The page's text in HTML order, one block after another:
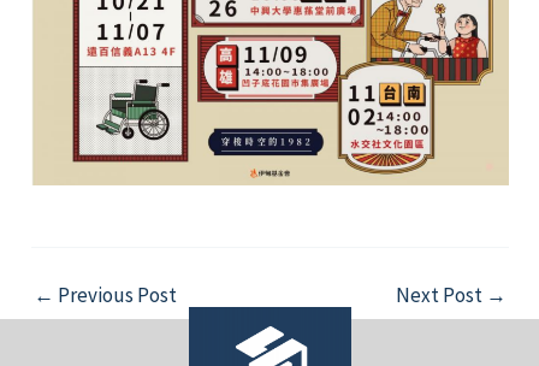
Post
navigation
← Previous Post Next Post →